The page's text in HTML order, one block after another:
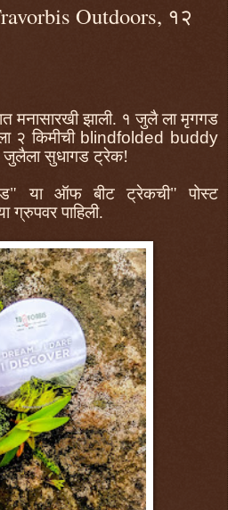
Outdoors, १२
मनासारखीझाली. १ जुलै ला मृगगड
२ किमीची blindfolded buddy
सुधागड ट्रेक!
या ऑफ बीट ट्रेकची" पोस्ट
ग्रुपवर पाहिली.